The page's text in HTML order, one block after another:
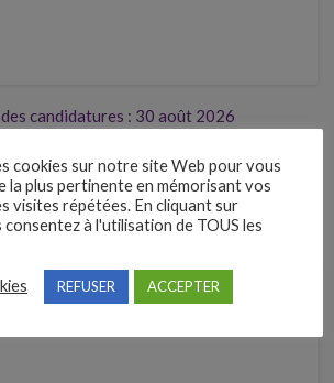
candidatures : 30 août 2026
Je postule
cookies sur notre site Web pour vous
la plus pertinente en mémorisant vos
visites répétées. En cliquant sur
consentez à l'utilisation de TOUS les
REFUSER ACCEPTER